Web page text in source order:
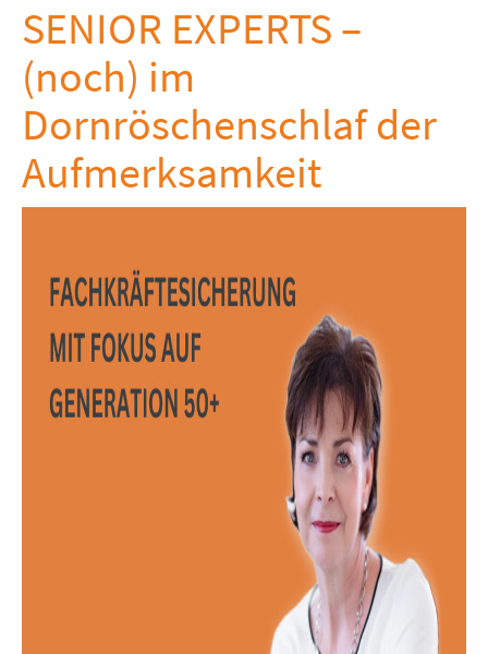
SENIOR EXPERTS –
(noch) im
Dornröschenschlaf der
Aufmerksamkeit